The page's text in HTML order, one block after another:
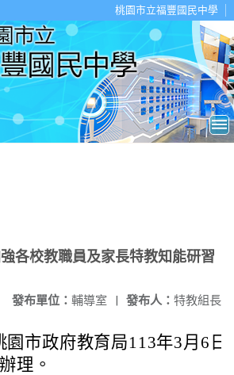
桃園市立福豐國民中學
各校教職員及家長特教知能研習
發布人： 特教組長
發布單位： 輔導室 |
園市政府教育局113年3月6日
理。